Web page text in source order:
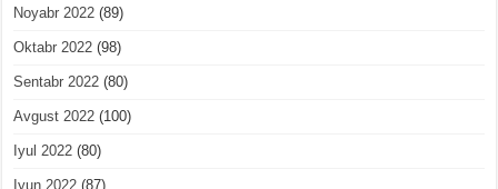
Noyabr 2022 (89)
Oktabr 2022 (98)
Sentabr 2022 (80)
Avgust 2022 (100)
Iyul 2022 (80)
Iyun 2022 (87)